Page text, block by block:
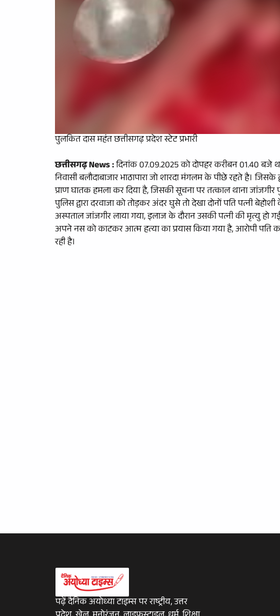
पुलकित दास महंत छत्तीसगढ़ प्रदेश स्टेट प्रभारी
छत्तीसगढ़ News :दिनांक 07.09.2025 को दोपहर करीबन 01.40 बजे
निवासी बलौदाबाजार भाठापारा जो शारदा मंगलम के पीछे रहते है।
प्राण घातक हमला कर दिया है, जिसकी सूचना पर तत्काल थाना जांजगीर
पुलिस द्वारा दरवाजा को तोड़कर अंदर घुसे तो देखा दोनों पति पत्नी
अस्पताल जांजगीर लाया गया, इलाज के दौरान उसकी पत्नी की मृत्यु हो
अपने नस को काटकर आत्म हत्या का प्रयास किया गया है, आरोपी पति
रही है।
पढ़ें दैनिक अयोध्या टाइम्स पर राष्ट्रीय, उत्तर